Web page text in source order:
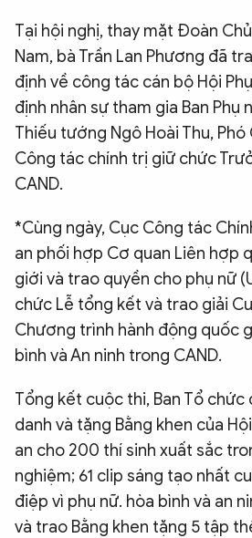
Tại hội nghị, thay mặt Đoàn
Nam, bà Trần Lan Phương đã
định về công tác cán bộ Hội
định nhân sự tham gia Ban Phụ
Thiếu tướng Ngô Hoài Thu,
Công tác chính trị giữ chức
CAND.
*Cùng ngày, Cục Công tác
an phối hợp Cơ quan Liên hợp
giới và trao quyền cho phụ nữ
chức Lễ tổng kết và trao giải
Chương trình hành động quốc
bình và An ninh trong CAND.
Tổng kết cuộc thi, Ban Tổ chức
danh và tặng Bằng khen của
an cho 200 thí sinh xuất sắc
nghiệm; 61 clip sáng tạo nhất
điệp vì phụ nữ. hòa bình và an
và trao Bằng khen tặng 5 tập